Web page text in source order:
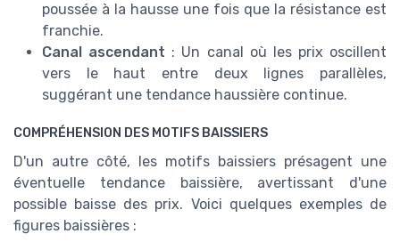
poussée à la hausse une fois que la résistance est
franchie.
Canal ascendant : Un canal où les prix oscillent
vers le haut entre deux lignes parallèles,
suggérant une tendance haussière continue.
COMPRÉHENSION DES MOTIFS BAISSIERS
D'un autre côté, les motifs baissiers présagent une
éventuelle tendance baissière, avertissant d'une
possible baisse des prix. Voici quelques exemples de
figures baissières :